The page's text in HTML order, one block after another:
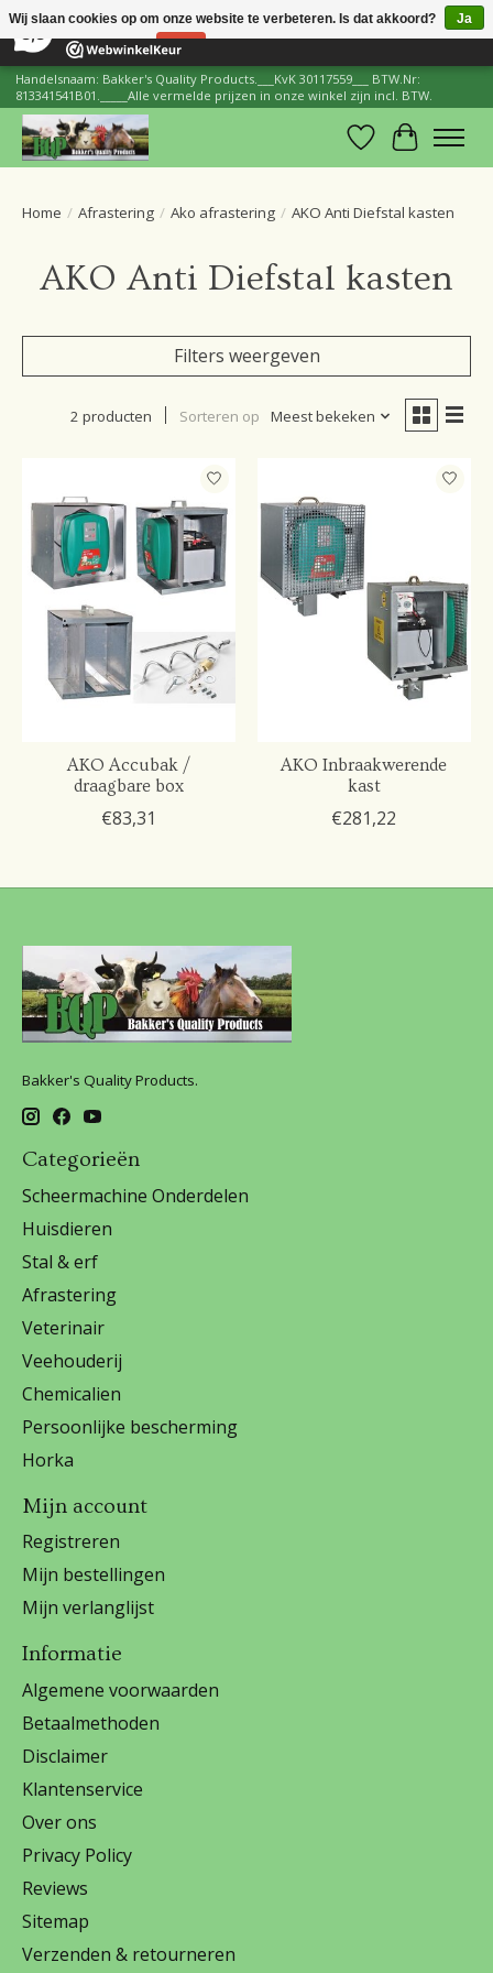
206 Reviews ×
Handelsnaam: Bakker's Quality Products.___KvK 30117559___ BTW.Nr:
813341541B01._____Alle vermelde prijzen in onze winkel zijn incl. BTW.
Verlanglijst
Home / Afrastering / Ako afrastering / AKO Anti Diefstal kasten
AKO Anti Diefstal kasten
Filters weergeven
2 producten Sorteren op Meest bekeken
AKO Accubak /
draagbare box
€83,31
AKO Inbraakwerende
kast
€281,22
Bakker's Quality Products.
Categorieën
Scheermachine Onderdelen
Huisdieren
Stal & erf
Afrastering
Veterinair
Veehouderij
Chemicalien
Persoonlijke bescherming
Horka
Mijn account
Registreren
Mijn bestellingen
Mijn verlanglijst
Informatie
Algemene voorwaarden
Betaalmethoden
Disclaimer
Klantenservice
Over ons
Privacy Policy
Reviews
Sitemap
Verzenden & retourneren
Wij slaan cookies op om onze website te verbeteren. Is dat akkoord?
Ja
Nee